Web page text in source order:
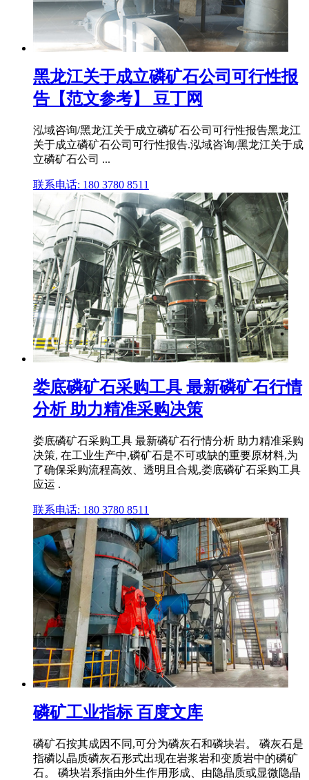
黑龙江关于成立磷矿石公司可行性报
告【范文参考】 豆丁网
泓域咨询/黑龙江关于成立磷矿石公司可行性报告黑龙江
关于成立磷矿石公司可行性报告.泓域咨询/黑龙江关于成
立磷矿石公司 ...
联系电话: 180 3780 8511
娄底磷矿石采购工具 最新磷矿石行情
分析 助力精准采购决策
娄底磷矿石采购工具 最新磷矿石行情分析 助力精准采购
决策, 在工业生产中,磷矿石是不可或缺的重要原材料,为
了确保采购流程高效、透明且合规,娄底磷矿石采购工具
应运 .
联系电话: 180 3780 8511
磷矿工业指标 百度文库
磷矿石按其成因不同,可分为磷灰石和磷块岩。 磷灰石是
指磷以晶质磷灰石形式出现在岩浆岩和变质岩中的磷矿
石。 磷块岩系指由外生作用形成、由隐晶质或显微隐晶